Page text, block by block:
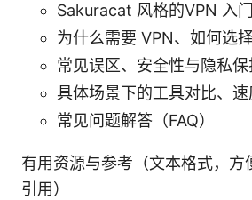
Sakuracat 风格的VPN 入
为什么需要 VPN、如何选
常见误区、安全性与隐私保
具体场景下的工具对比、
常见问题解答（FAQ）
有用资源与参考（文本格式，方
引用）